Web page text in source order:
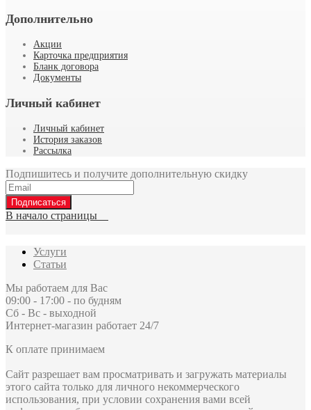
Дополнительно
Акции
Карточка предприятия
Бланк договора
Документы
Личный кабинет
Личный кабинет
История заказов
Рассылка
Подпишитесь и получите дополнительную скидку
Подписаться
В начало страницы
Услуги
Статьи
Мы работаем для Вас
09:00 - 17:00 - по будням
Сб - Вс - выходной
Интернет-магазин работает 24/7
К оплате принимаем
Сайт разрешает вам просматривать и загружать материалы
этого сайта только для личного некоммерческого
использования, при условии сохранения вами всей